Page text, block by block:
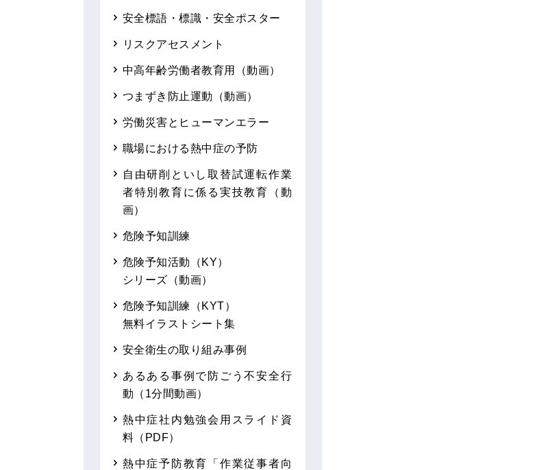
安全標語・標識・安全ポスター
リスクアセスメント
中高年齢労働者教育用（動画）
つまずき防止運動（動画）
労働災害とヒューマンエラー
職場における熱中症の予防
自由研削といし取替試運転作業
者特別教育に係る実技教育（動
画）
危険予知訓練
危険予知活動（KY）
シリーズ（動画）
危険予知訓練（KYT）
無料イラストシート集
安全衛生の取り組み事例
あるある事例で防ごう不安全行
動（1分間動画）
熱中症社内勉強会用スライド資
料（PDF）
熱中症予防教育「作業従事者向